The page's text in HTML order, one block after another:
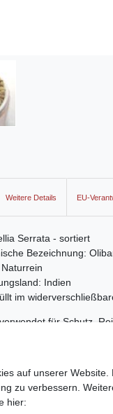
Weitere Details EU-
Serrata - sortiert
Bezeichnung:
Indien
im
für Schutz,
positiv auf
auf unserer
zu verbessern.
hier: